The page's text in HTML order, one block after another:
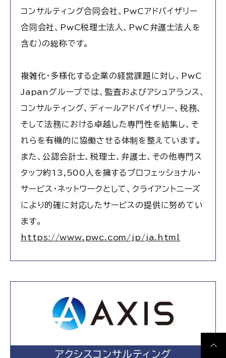
コンサルティング合同会社、PwCアドバイザリー
合同会社、PwC税理士法人、PwC弁護士法人を
含む）の総称です。
複雑化・多様化する企業の経営課題に対し、PwC
Japanグループでは、監査およびアシュアランス、
コンサルティング、ディールアドバイザリー、税務、
そして法務における卓越した専門性を結集し、そ
れらを有機的に協働させる体制を整えています。
また、公認会計士、税理士、弁護士、その他専門ス
タッフ約13,500人を擁するプロフェッショナル・
サービス・ネットワークとして、クライアントニーズ
により的確に対応したサービスの提供に努めてい
ます。
https://www.pwc.com/jp/ja.html
アクシスコンサルティング